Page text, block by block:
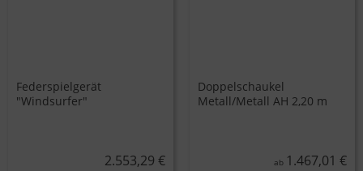
Federspielgerät
"Windsurfer"
2.553,29 €
Doppelschaukel
Metall/Metall AH 2,20 m
ab 1.467,01 €